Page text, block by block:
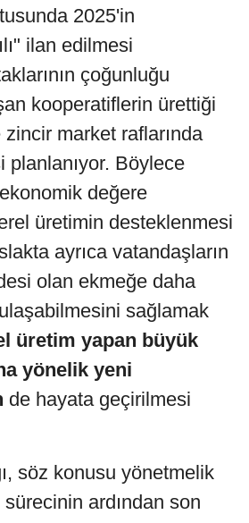
2025'in
ilan edilmesi
çoğunluğu
kooperatiflerin ürettiği
market raflarında
planlanıyor. Böylece
değere
üretimin desteklenmesi
ayrıca vatandaşların
olan ekmeğe daha
sağlamak
üretim yapan büyük
yönelik yeni
de hayata geçirilmesi
söz konusu yönetmelik
sürecinin ardından son